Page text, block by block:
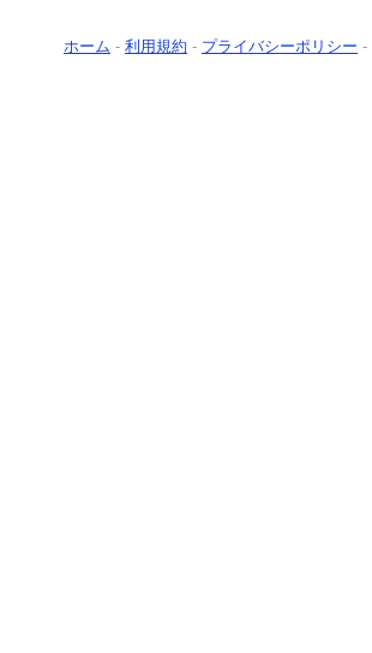
ホーム - 利用規約 - プライバシーポリシー -